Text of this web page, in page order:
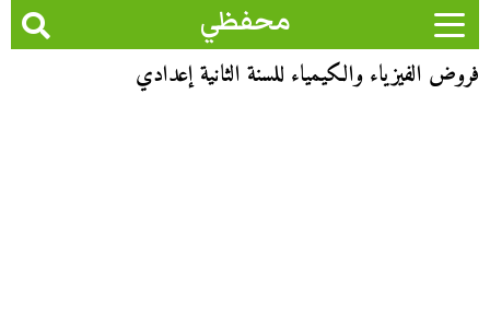
محفظي
فروض الفيزياء والكيمياء للسنة الثانية إعدادي